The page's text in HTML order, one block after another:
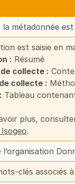
métadonnée est
est saisie en
: Résumé
collecte :
collecte :
Tableau
plus,
.
l’organisation
clés associés